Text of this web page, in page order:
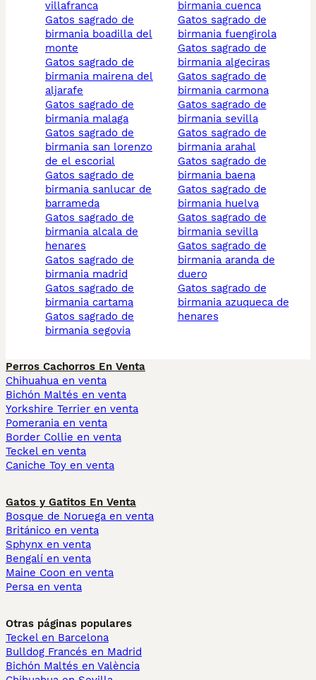
villafranca
gatos sagrado de
birmania boadilla del
monte
gatos sagrado de
birmania mairena del
aljarafe
gatos sagrado de
birmania malaga
gatos sagrado de
birmania san lorenzo
de el escorial
gatos sagrado de
birmania sanlucar de
barrameda
gatos sagrado de
birmania alcala de
henares
gatos sagrado de
birmania madrid
gatos sagrado de
birmania cartama
gatos sagrado de
birmania segovia
birmania cuenca
gatos sagrado de
birmania fuengirola
gatos sagrado de
birmania algeciras
gatos sagrado de
birmania carmona
gatos sagrado de
birmania sevilla
gatos sagrado de
birmania arahal
gatos sagrado de
birmania baena
gatos sagrado de
birmania huelva
gatos sagrado de
birmania sevilla
gatos sagrado de
birmania aranda de
duero
gatos sagrado de
birmania azuqueca de
henares
Perros Cachorros En Venta
Chihuahua en venta
Bichón Maltés en venta
Yorkshire Terrier en venta
Pomerania en venta
Border Collie en venta
Teckel en venta
Caniche Toy en venta
Gatos y Gatitos En Venta
Bosque de Noruega en venta
Británico en venta
Sphynx en venta
Bengalí en venta
Maine Coon en venta
Persa en venta
Otras páginas populares
Teckel en Barcelona
Bulldog Francés en Madrid
Bichón Maltés en València